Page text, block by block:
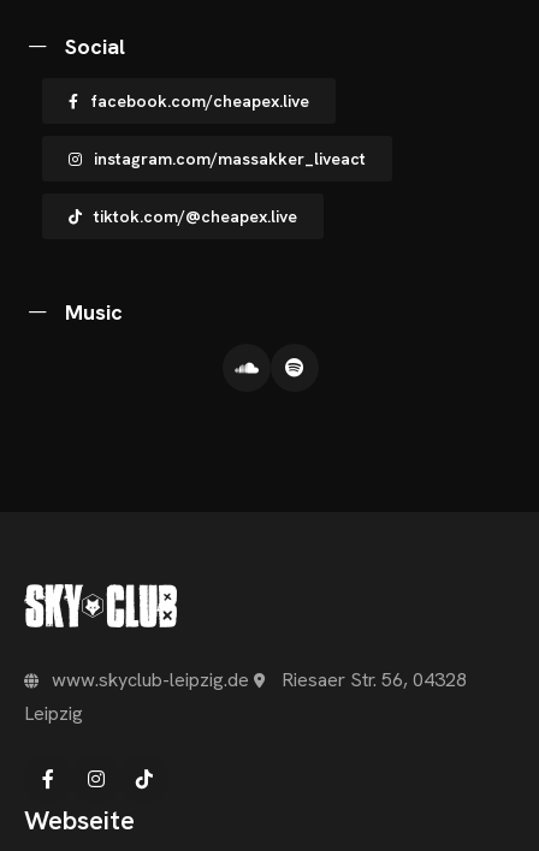
SHOP
Social
facebook.com/cheapex.live
instagram.com/massakker_liveact
tiktok.com/@cheapex.live
Music
www.skyclub-leipzig.de
Riesaer Str. 56, 04328
Leipzig
Webseite